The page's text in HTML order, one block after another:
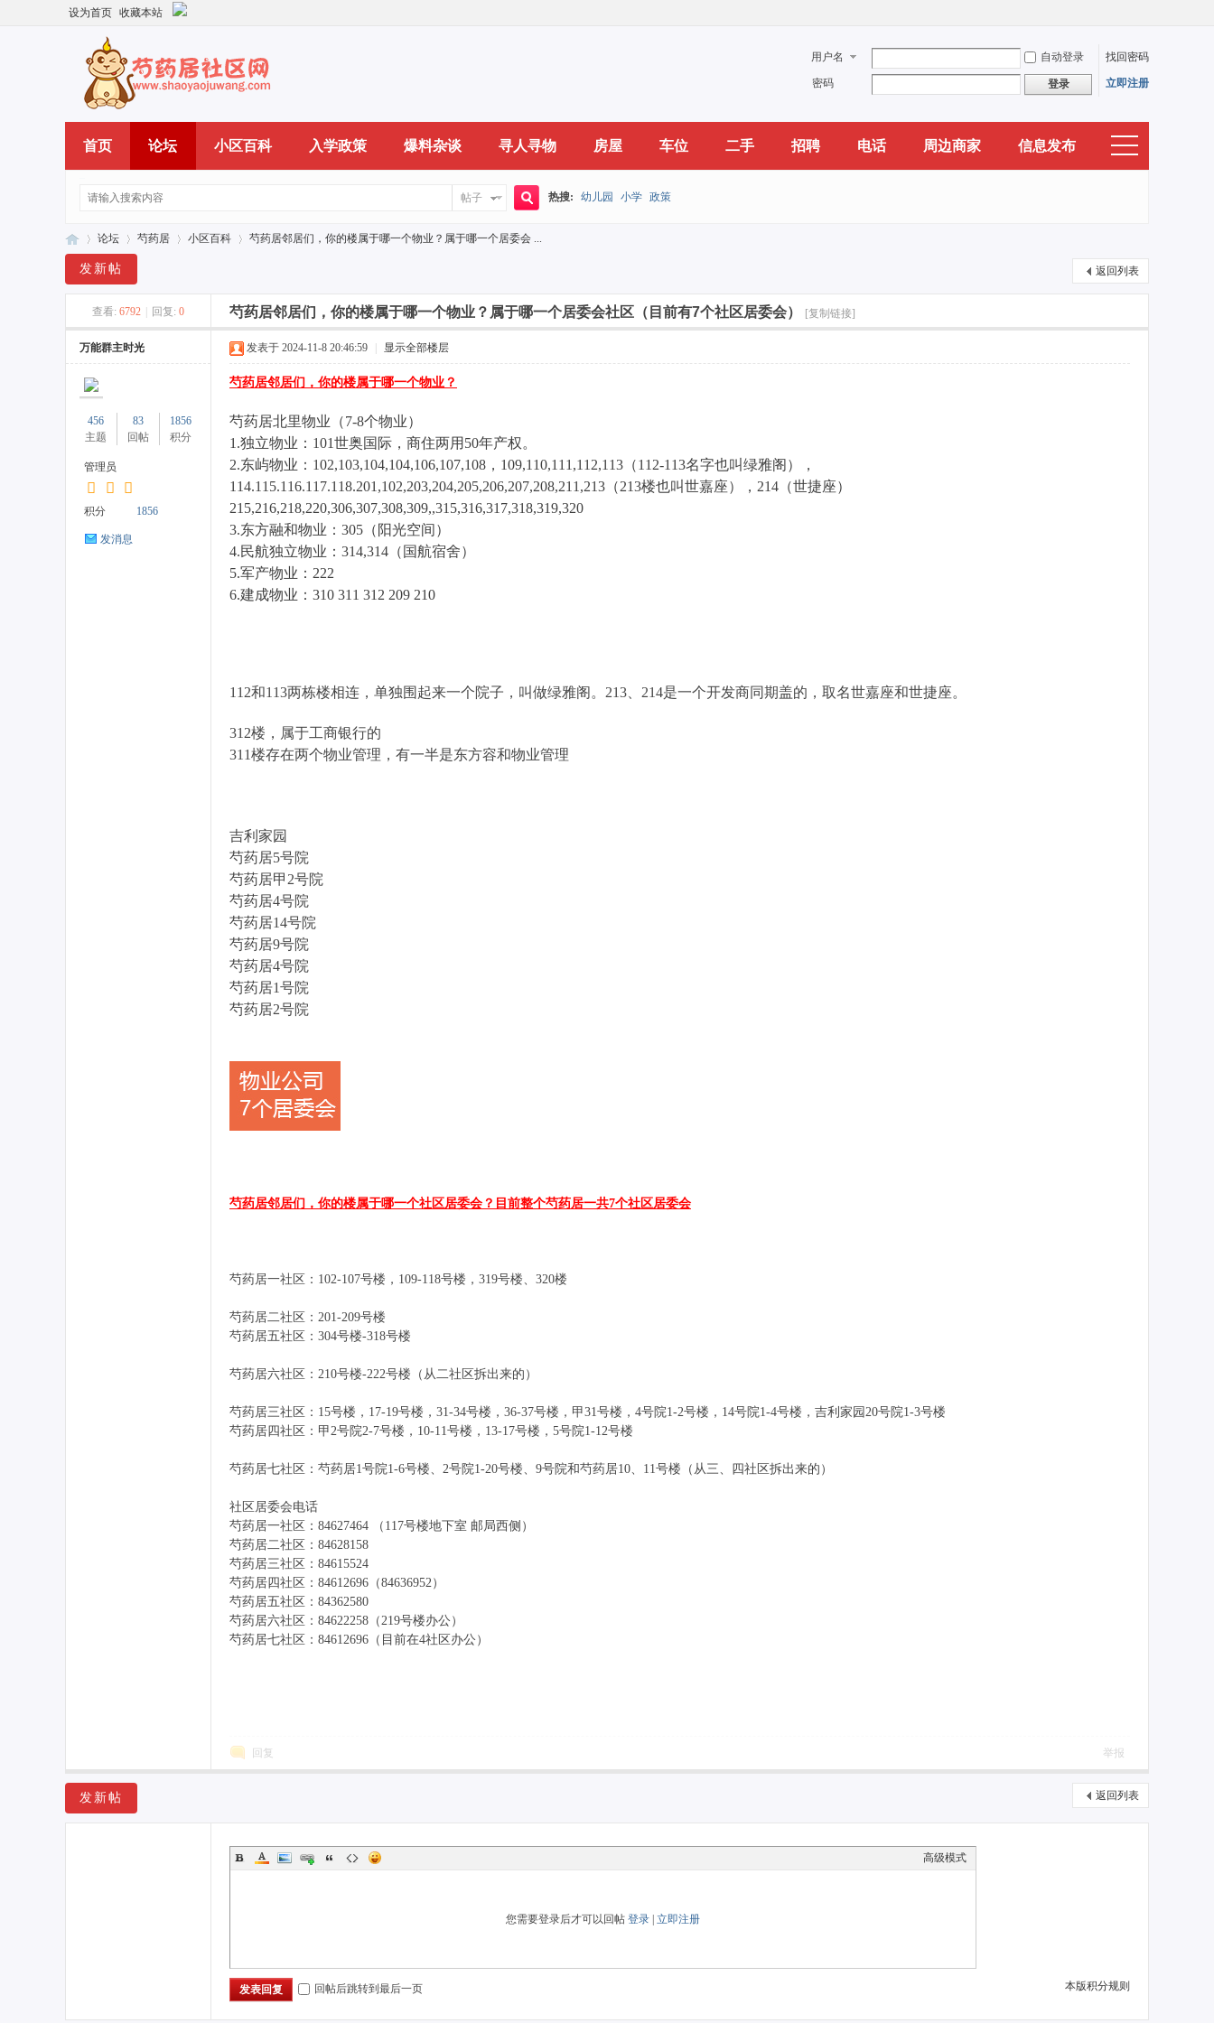
设为首页 收藏本站
用户名 自动登录 找回密码
密码 登录 立即注册
首页 论坛 小区百科 入学政策 爆料杂谈 寻人寻物 房屋 车位 二手 招聘 电话 周边商家 信息发布
帖子
索
热搜: 幼儿园 小学 政策
论坛
›
芍药居
›
小区百科
›
芍药居邻居们，你的楼属于哪一个物业？属于哪一个居委会 ...
返回列表
发新帖
查看: 6792 回复: 0 芍药居邻居们，你的楼属于哪一个物业？属于哪一个居委会社区（目前有7个社区居委会） [复制链接]
万能群主时光
456
主题
83
回帖
1856
积分
管理员
积分 1856
发消息
发表于 2024-11-8 20:46:59 显示全部楼层
芍药居邻居们，你的楼属于哪一个物业？
芍药居北里物业（7-8个物业）
1.独立物业：101世奥国际，商住两用50年产权。
2.东屿物业：102,103,104,104,106,107,108，109,110,111,112,113（112-113名字也叫绿雅阁），
114.115.116.117.118.201,102,203,204,205,206,207,208,211,213（213楼也叫世嘉座），214（世捷座）
215,216,218,220,306,307,308,309,,315,316,317,318,319,320
3.东方融和物业：305（阳光空间）
4.民航独立物业：314,314（国航宿舍）
5.军产物业：222
6.建成物业： 310 311 312 209 210
112和113两栋楼相连，单独围起来一个院子，叫做绿雅阁。213、214是一个开发商同期盖的，取名世嘉座和世捷座。
312楼，属于工商银行的
311楼存在两个物业管理，有一半是东方容和物业管理
吉利家园
芍药居5号院
芍药居甲2号院
芍药居4号院
芍药居14号院
芍药居9号院
芍药居4号院
芍药居1号院
芍药居2号院
芍药居邻居们，你的楼属于哪一个社区居委会？目前整个芍药居一共7个社区居委会
芍药居一社区：102-107号楼，109-118号楼，319号楼、320楼
芍药居二社区：201-209号楼
芍药居五社区：304号楼-318号楼
芍药居六社区：210号楼-222号楼（从二社区拆出来的）
芍药居三社区：15号楼，17-19号楼，31-34号楼，36-37号楼，甲31号楼，4号院1-2号楼，14号院1-4号楼，吉利家园20号院1-3号楼
芍药居四社区：甲2号院2-7号楼，10-11号楼，13-17号楼，5号院1-12号楼
芍药居七社区：芍药居1号院1-6号楼、2号院1-20号楼、9号院和芍药居10、11号楼（从三、四社区拆出来的）
社区居委会电话
芍药居一社区：84627464 （117号楼地下室 邮局西侧）
芍药居二社区：84628158
芍药居三社区：84615524
芍药居四社区：84612696（84636952）
芍药居五社区：84362580
芍药居六社区：84622258（219号楼办公）
芍药居七社区：84612696（目前在4社区办公）
回复 举报
返回列表
发新帖
高级模式
您需要登录后才可以回帖 登录 立即注册
本版积分规则
发表回复 回帖后跳转到最后一页